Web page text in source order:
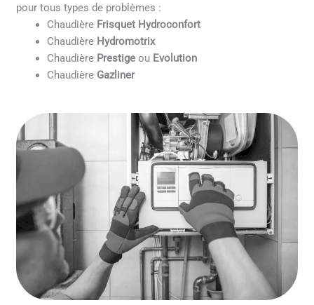
pour tous types de problèmes :
Chaudière Frisquet Hydroconfort
Chaudière Hydromotrix
Chaudière Prestige ou Evolution
Chaudière Gazliner